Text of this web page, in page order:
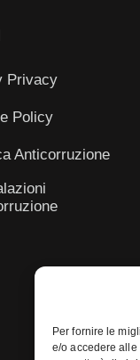
Per fornire le
e/o accedere
Privacy
Policy
Anticorruzione